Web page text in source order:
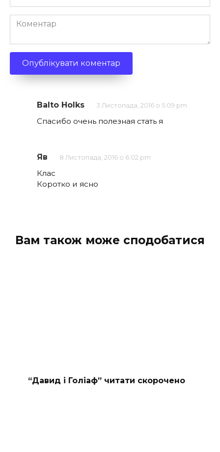
*
Коментар
Balto Holks 3 Листопада, 2016 о 5:09 pm
Спасибо очень полезная стать я
Яв 8 Листопада, 2016 о 6:02 pm
Клас
Коротко и ясно
Вам також може сподобатися
“Давид і Голіаф” читати скорочено